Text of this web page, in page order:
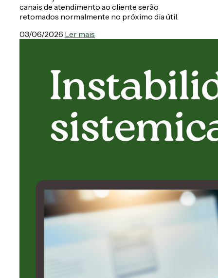
canais de atendimento ao cliente serão
retomados normalmente no próximo dia útil.
03/06/2026 Ler mais